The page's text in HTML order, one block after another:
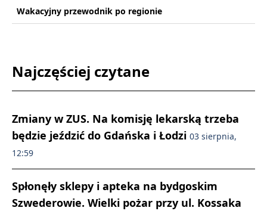
Wakacyjny przewodnik po regionie
Najczęściej czytane
Zmiany w ZUS. Na komisję lekarską trzeba
będzie jeździć do Gdańska i Łodzi 03 sierpnia,
12:59
Spłonęły sklepy i apteka na bydgoskim
Szwederowie. Wielki pożar przy ul. Kossaka